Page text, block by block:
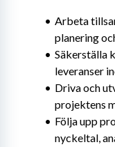
Arbeta
planering
Säkerställa
leveranser
Driva och
projektens
Följa upp
nyckeltal,